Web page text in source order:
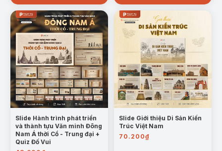
75.600₫.
Slide Hành trình phát triển
và thành tựu Văn minh Đông
Nam Á thời Cổ - Trung đại +
Quiz Đố Vui
Slide Giới thiệu Di Sản Kiến
Trúc Việt Nam
70.200₫